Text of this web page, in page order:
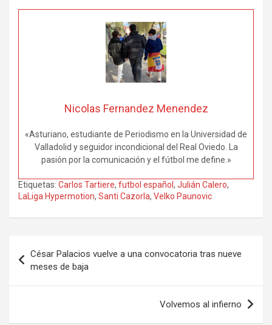
Nicolas Fernandez Menendez
«Asturiano, estudiante de Periodismo en la Universidad de
Valladolid y seguidor incondicional del Real Oviedo. La
pasión por la comunicación y el fútbol me define.»
Etiquetas: Carlos Tartiere, futbol español , Julián Calero,
LaLiga Hypermotion, Santi Cazorla, Velko Paunovic
de
entradas
César Palacios vuelve a una convocatoria tras nueve
meses de baja
Volvemos al infierno